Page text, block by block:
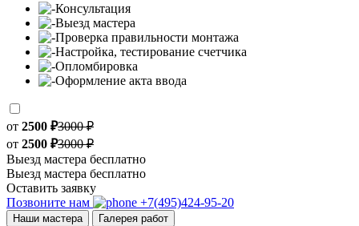
Консультация
Выезд мастера
Проверка правильности монтажа
Настройка, тестирование счетчика
Опломбировка
Оформление акта ввода
от 2500 ₽3000 ₽
от 2500 ₽3000 ₽
Выезд мастера бесплатно
Выезд мастера бесплатно
Оставить заявку
Позвоните нам
+7(495)424-95-20
Наши мастера Галерея работ